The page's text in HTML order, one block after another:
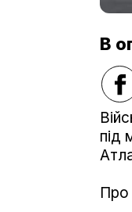
В
під
Про